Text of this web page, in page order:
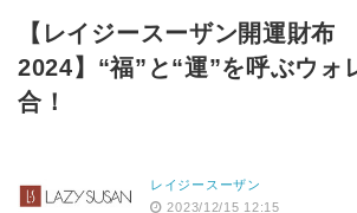
【レイジースーザン開運財布
2024】“福”と“運”を呼ぶウォ
合！
レイジースーザン
2023/12/15 12:15